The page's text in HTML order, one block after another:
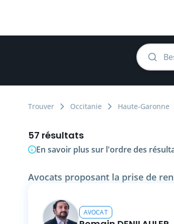
Trouver Occitanie Haute-Garonne
57 résultats
En savoir plus sur l'ordre des
Avocats proposant la prise de
AVOCAT